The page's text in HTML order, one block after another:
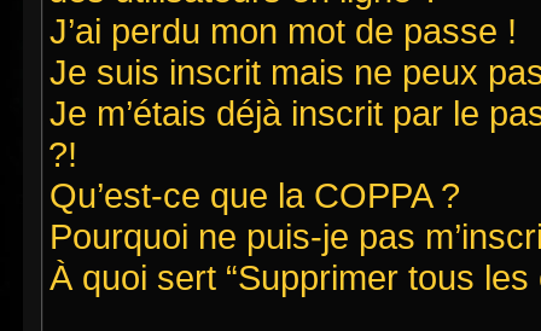
J’ai perdu mon mot de passe !
Je suis inscrit mais ne peux
Je m’étais déjà inscrit par le
?!
Qu’est-ce que la COPPA ?
Pourquoi ne puis-je pas
À quoi sert “Supprimer tous